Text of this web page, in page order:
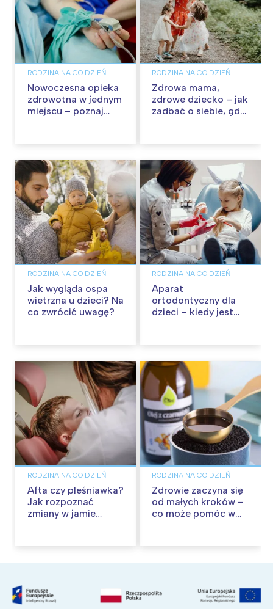
RODZINA NA CO DZIEŃ
Nowoczesna opieka
zdrowotna w jednym
miejscu – poznaj
RODZINA NA CO DZIEŃ
Zdrowa mama,
zdrowe dziecko – jak
zadbać o siebie, gdy
RODZINA NA CO DZIEŃ
Jak wygląda ospa
wietrzna u dzieci? Na
co zwrócić uwagę?
RODZINA NA CO DZIEŃ
Aparat
ortodontyczny dla
dzieci – kiedy jest
RODZINA NA CO DZIEŃ
Afta czy pleśniawka?
Jak rozpoznać
zmiany w jamie
RODZINA NA CO DZIEŃ
Zdrowie zaczyna się
od małych kroków –
co może pomóc w